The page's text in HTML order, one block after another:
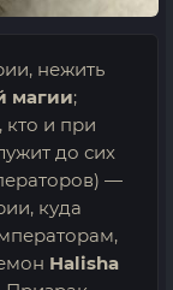
нежить
магии;
кто и при
до сих
—
куда
Halisha